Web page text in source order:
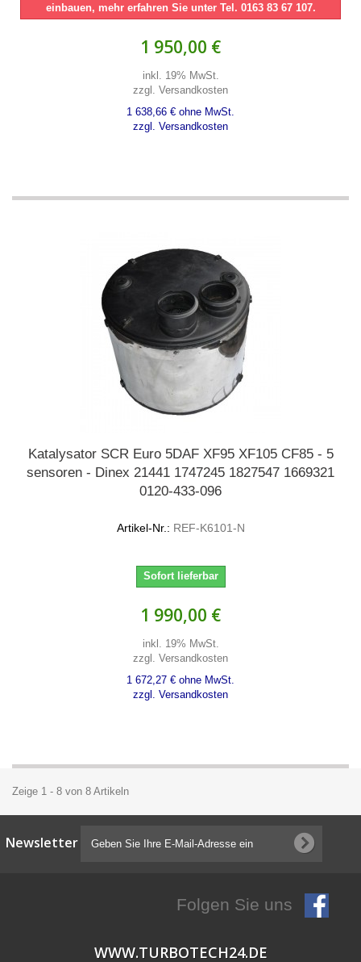
einbauen, mehr erfahren Sie unter Tel. 0163 83 67 107.
1 950,00 €
inkl. 19% MwSt.
zzgl. Versandkosten
1 638,66 € ohne MwSt.
zzgl. Versandkosten
Katalysator SCR Euro 5DAF XF95 XF105 CF85 - 5
sensoren - Dinex 21441 1747245 1827547 1669321
0120-433-096
Artikel-Nr.: REF-K6101-N
Sofort lieferbar
1 990,00 €
inkl. 19% MwSt.
zzgl. Versandkosten
1 672,27 € ohne MwSt.
zzgl. Versandkosten
Zeige 1 - 8 von 8 Artikeln
Newsletter
Folgen Sie uns
WWW.TURBOTECH24.DE